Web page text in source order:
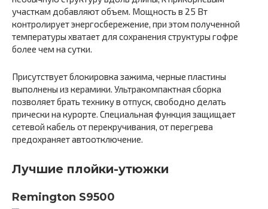
участкам добавляют объем. Мощность в 25 Вт
контролирует энергосбережение, при этом полученной
температуры хватает для сохранения структуры гофре
более чем на сутки.
Присутствует блокировка зажима, черные пластины
выполнены из керамики. Ультракомпактная сборка
позволяет брать технику в отпуск, свободно делать
прически на курорте. Специальная функция защищает
сетевой кабель от перекручивания, от перегрева
предохраняет автоотключение.
Лучшие плойки-утюжки
Remington S9500